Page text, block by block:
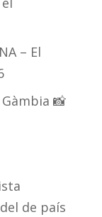
– El
📸
de país